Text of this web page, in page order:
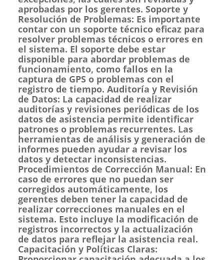
aprobadas por los gerentes. Soporte y
Resolución de Problemas: Es importante
contar con un soporte técnico eficaz para
resolver problemas técnicos o errores en
el sistema. El soporte debe estar
disponible para abordar problemas de
funcionamiento, como fallos en la
captura de GPS o problemas con el
registro de tiempo. Auditoría y Revisión
de Datos: La capacidad de realizar
auditorías y revisiones periódicas de los
datos de asistencia permite identificar
patrones o problemas recurrentes. Las
herramientas de análisis y generación de
informes pueden ayudar a revisar los
datos y detectar inconsistencias.
Procedimientos de Corrección Manual: En
caso de errores que no puedan ser
corregidos automáticamente, los
gerentes deben tener la capacidad de
realizar correcciones manuales en el
sistema. Esto incluye la modificación de
registros incorrectos y la actualización
de datos para reflejar la asistencia real.
Capacitación y Políticas Claras: